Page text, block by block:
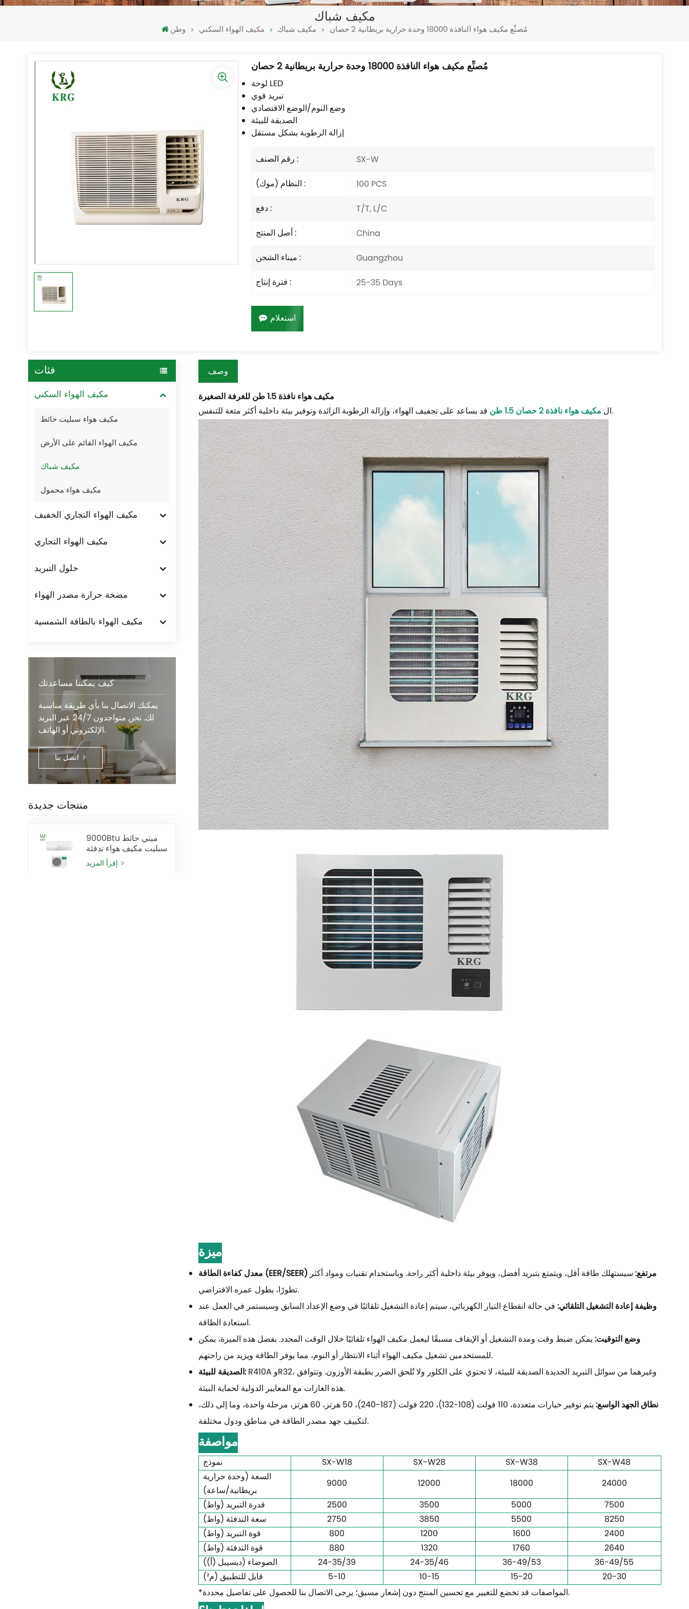
مكيف شباك
وطن مكيف الهواء السكني مكيف شباك مُصنِّع مكيف هواء النافذة 18000 وحدة حرارية بريطانية 2 حصان
مُصنِّع مكيف هواء النافذة 18000 وحدة حرارية بريطانية 2 حصان
لوحة LED
تبريد قوي
وضع النوم/الوضع الاقتصادي
الصديقة للبيئة
إزالة الرطوبة بشكل مستقل
رقم الصنف :
SX-W
النظام (موك) :
100 PCS
دفع :
T/T, L/C
أصل المنتج :
China
ميناء الشحن :
Guangzhou
فترة إنتاج :
25-35 Days
استعلام
فئات
مكيف الهواء السكني
مكيف هواء سبليت حائط
مكيف الهواء القائم على الأرض
مكيف شباك
مكيف هواء محمول
مكيف الهواء التجاري الخفيف
مكيف الهواء التجاري
حلول التبريد
مضخة حرارة مصدر الهواء
مكيف الهواء بالطاقة الشمسية
كيف يمكننا مساعدتك
يمكنك الاتصال بنا بأي طريقة مناسبة
لك. نحن متواجدون 24/7 عبر البريد
الإلكتروني أو الهاتف.
منتجات جديدة
9000Btu ميني حائط
سبليت مكيف هواء تدفئة
وتبريد
وصف
مكيف هواء نافذة 1.5 طن للغرفة الصغيرة
ال مكيف هواء نافذة 2 حصان 1.5 طن قد يساعد على تجفيف الهواء، وإزالة الرطوبة الزائدة وتوفير بيئة داخلية أكثر متعة للتنفس.
ميزة
معدل كفاءة الطاقة (EER/SEER) مرتفع:سيستهلك طاقة أقل، ويتمتع بتبريد أفضل، ويوفر بيئة داخلية أكثر راحة. وباستخدام تقنيات ومواد أكثر
تطورًا، يطول عمره الافتراضي.
وظيفة إعادة التشغيل التلقائي:في حالة انقطاع التيار الكهربائي، سيتم إعادة التشغيل تلقائيًا في وضع الإعداد السابق وسيستمر في العمل عند
استعادة الطاقة.
وضع التوقيت:يمكن ضبط وقت ومدة التشغيل أو الإيقاف مسبقًا ليعمل مكيف الهواء تلقائيًا خلال الوقت المحدد. بفضل هذه الميزة، يمكن
للمستخدمين تشغيل مكيف الهواء أثناء الانتظار أو النوم، مما يوفر الطاقة ويزيد من راحتهم.
الصديقة للبيئة:R410A وR32، وغيرهما من سوائل التبريد الجديدة الصديقة للبيئة، لا تحتوي على الكلور ولا تُلحق الضرر بطبقة الأوزون. وتتوافق
هذه الغازات مع المعايير الدولية لحماية البيئة.
نطاق الجهد الواسع:
يتم توفير خيارات متعددة، 110 فولت (108-132)، 220 فولت (187-240)، 50 هرتز، 60 هرتز، مرحلة واحدة، وما إلى ذلك،
لتكييف جهد مصدر الطاقة في مناطق ودول مختلفة.
مواصفة
نموذج SX-W18 SX-W28 SX-W38
SX-W48
السعة (وحدة حرارية
بريطانية/ساعة)
9000 12000 18000
24000
قدرة التبريد (واط)
2500 3500 5000
7500
سعة التدفئة (واط)
2750 3850 5500
8250
قوة التبريد (واط)
800 1200 1600
2400
قوة التدفئة (واط)
880 1320 1760
2640
الضوضاء (ديسيبل (أ))
24-35/39 24-35/46 36-49/53
36-49/55
قابل للتطبيق (م²)
5-10 10-15 15-20
20-30
*المواصفات قد تخضع للتغيير مع تحسين المنتج دون إشعار مسبق؛ يرجى الاتصال بنا للحصول على تفاصيل محددة.